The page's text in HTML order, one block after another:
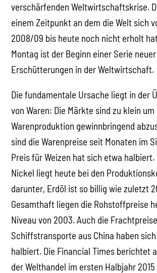
verschärfenden Weltwirtschaftskrise.
einem Zeitpunkt an dem die Welt sich
2008/09 bis heute noch nicht erholt
Montag ist der Beginn einer Serie neuer
Erschütterungen in der Weltwirtschaft.
Die fundamentale Ursache liegt in der
von Waren: Die Märkte sind zu klein
Warenproduktion gewinnbringend
sind die Warenpreise seit Monaten im
Preis für Weizen hat sich etwa halbiert.
Nickel liegt heute bei den
darunter, Erdöl ist so billig wie zuletzt
Gesamthaft liegen die Rohstoffpreise
Niveau von 2003. Auch die
Schiffstransporte aus China haben
halbiert. Die Financial Times berichtet
der Welthandel im ersten Halbjahr